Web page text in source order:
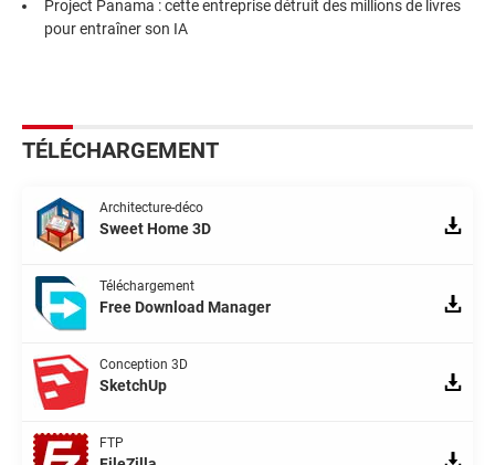
Project Panama : cette entreprise détruit des millions de livres
pour entraîner son IA
TÉLÉCHARGEMENT
Architecture-déco
Sweet Home 3D
Téléchargement
Free Download Manager
Conception 3D
SketchUp
FTP